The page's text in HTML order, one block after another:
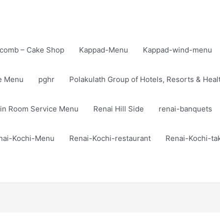
– Cake Shop Kappad-Menu Kappad-wind-menu
Menu pghr Polakulath Group of Hotels, Resorts &
Room Service Menu Renai Hill Side renai-banquets
Kochi-Menu Renai-Kochi-restaurant Renai-Kochi-